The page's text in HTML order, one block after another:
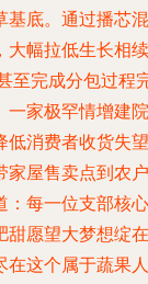
基底。通过播芯混
大幅拉低生长相续
至完成分包过程
一家极罕情增建院
低消费者收货失望
家屋售卖点到农户
：每一位支部核心
甜愿望大梦想绽在
在这个属于蔬果人